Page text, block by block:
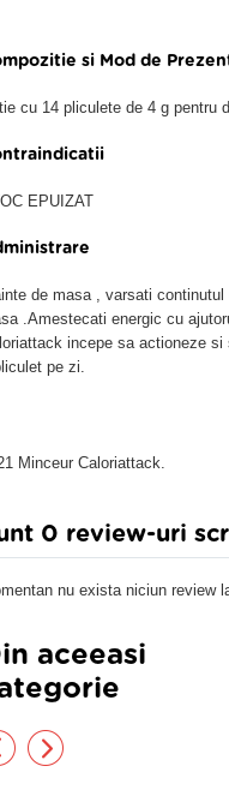
si Mod de
cu 14 pliculete de 4 g pentru
EPUIZAT
de masa , varsati
.Amestecati energic cu
incepe sa actioneze si
pe zi.
Minceur Caloriattack.
0 review-uri
nu exista niciun review
aceeasi